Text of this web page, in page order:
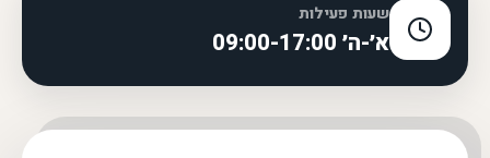
שעות פעילות
א׳-ה׳ 09:00-17:00